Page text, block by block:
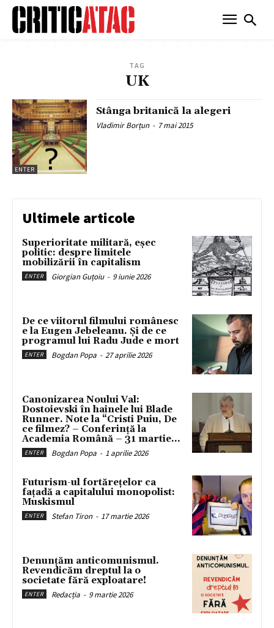
TAG
UK
ENTER
Stânga britanică la alegeri
Vladimir Borțun - 7 mai 2015
Ultimele articole
Superioritate militară, eșec
politic: despre limitele
mobilizării în capitalism
ENTER Giorgian Guțoiu - 9 iunie 2026
De ce viitorul filmului românesc
e la Eugen Jebeleanu. Și de ce
programul lui Radu Jude e mort
ENTER Bogdan Popa - 27 aprilie 2026
Canonizarea Noului Val:
Dostoievski în hainele lui Blade
Runner. Note la “Cristi Puiu, De
ce filmez? – Conferință la
Academia Română – 31 martie...
ENTER Bogdan Popa - 1 aprilie 2026
Futurism-ul fortărețelor ca
fațadă a capitalului monopolist:
Muskismul
ENTER Stefan Tiron - 17 martie 2026
Denunțăm anticomunismul.
Revendicăm dreptul la o
societate fără exploatare!
ENTER Redacția - 9 martie 2026